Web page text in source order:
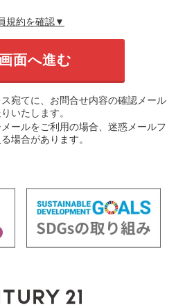
規約を確認▼
宛てに、お問合せ内容の確認メール
いたします。
ールをご利用の場合、迷惑メールフ
場合があります。